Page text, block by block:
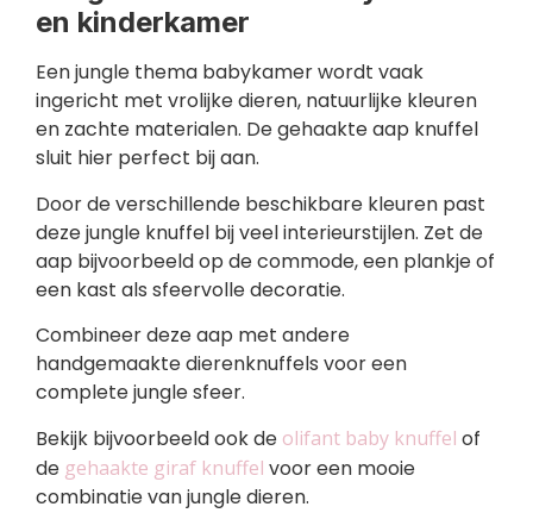
en kinderkamer
Een jungle thema babykamer wordt vaak
ingericht met vrolijke dieren, natuurlijke kleuren
en zachte materialen. De gehaakte aap knuffel
sluit hier perfect bij aan.
Door de verschillende beschikbare kleuren past
deze jungle knuffel bij veel interieurstijlen. Zet de
aap bijvoorbeeld op de commode, een plankje of
een kast als sfeervolle decoratie.
Combineer deze aap met andere
handgemaakte dierenknuffels voor een
complete jungle sfeer.
Bekijk bijvoorbeeld ook de olifant baby knuffel of
de gehaakte giraf knuffel voor een mooie
combinatie van jungle dieren.